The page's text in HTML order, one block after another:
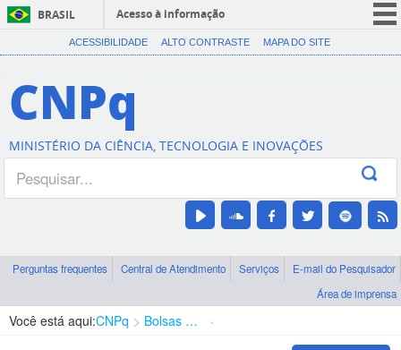
BRASIL
Acesso à informação
CORONAVÍRUS (COVID-19)
Canais
ACESSIBILIDADE ALTO CONTRASTE MAPA DO SITE
CNPq
MINISTÉRIO DA CIÊNCIA, TECNOLOGIA E INOVAÇÕES
Perguntas frequentes Central de Atendimento Serviços
E-mail do Pesquisador
Área de imprensa
Você está aqui:CNPq Bolsas e Auxílios Vigentes